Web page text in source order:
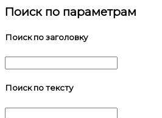
Поиск по параметрам
Поиск по заголовку
Поиск по тексту